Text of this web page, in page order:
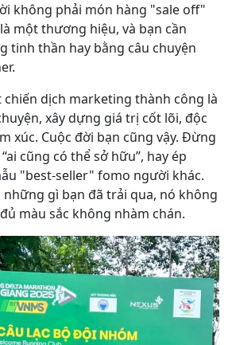
không phải món hàng "sale off"
một thương hiệu, và bạn cần
tinh thần hay bằng câu chuyện
chiến dịch marketing thành công là
xây dựng giá trị cốt lõi, độc
xúc. Cuộc đời bạn cũng vậy. Đừng
cũng có thể sở hữu”, hay ép
"best-seller" fomo người khác.
những gì bạn đã trải qua, nó không
màu sắc không nhàm chán.